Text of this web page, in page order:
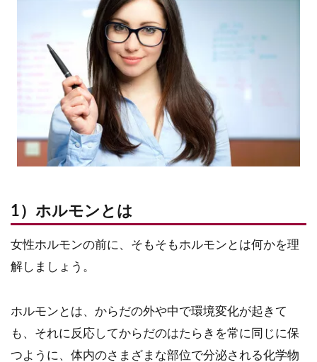
1）ホルモンとは
女性ホルモンの前に、そもそもホルモンとは何かを理
解しましょう。
ホルモンとは、からだの外や中で環境変化が起きて
も、それに反応してからだのはたらきを常に同じに保
つように、体内のさまざまな部位で分泌される化学物